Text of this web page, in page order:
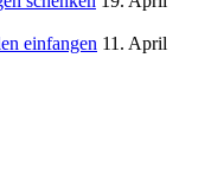
einfangen 11. April